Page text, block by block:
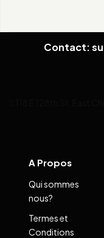
Contact:
A Propos
Qui sommes
nous?
Termes et
Conditions